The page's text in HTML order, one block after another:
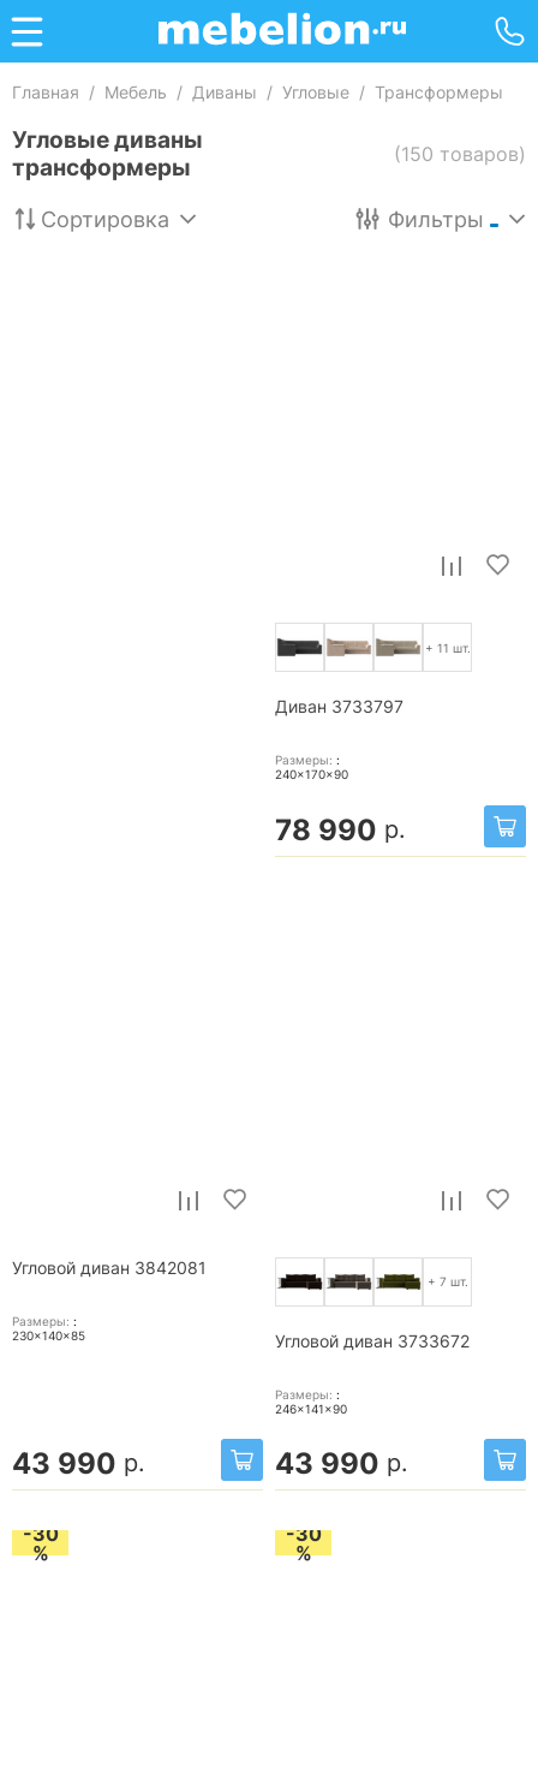
Главная / Мебель / Диваны / Угловые / Трансформеры
Угловые диваны
трансформеры
(150 товаров)
Сортировка Фильтры
+ 11 шт.
Диван 3733797
Размеры: :
240x170x90
78 990 р.
Угловой диван 3842081
Размеры: :
230x140x85
43 990 р.
+ 7 шт.
Угловой диван 3733672
Размеры: :
246x141x90
43 990 р.
-30
%
-30
%